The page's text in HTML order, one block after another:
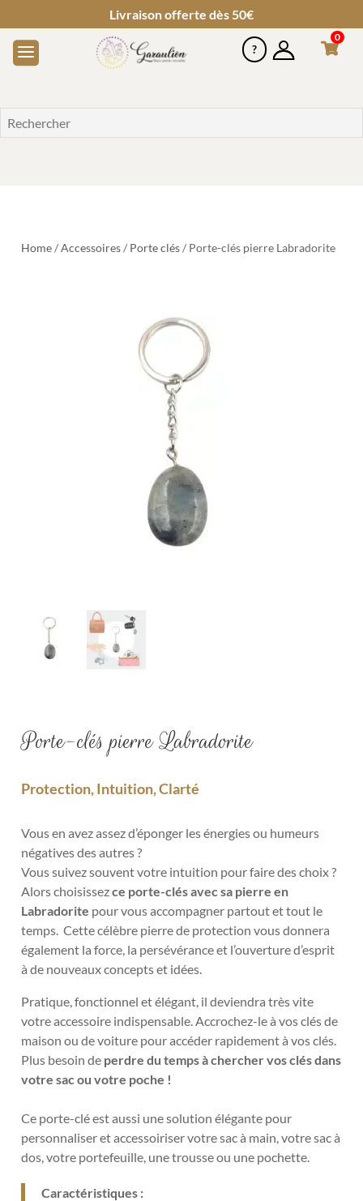
Livraison offerte dès 50€
0
Home/Accessoires/ Porte clés/ Porte-clés pierre Labradorite
Porte-clés pierre Labradorite
Protection, Intuition, Clarté
Vous en avez assez d’éponger les énergies ou humeurs
négatives des autres ?
Vous suivez souvent votre intuition pour faire des choix ?
Alors choisissezce porte-clés avec sa pierre en
Labradorite pour vous accompagner partout et tout le
temps. Cette célèbre pierre de protection vous donnera
également laforce, la persévérance et l’ouverture d’esprit
à de nouveaux concepts et idées.
Pratique, fonctionnel et élégant, il deviendra très vite
votre accessoire indispensable. Accrochez-le à vos clés de
maison ou de voiture pour accéder rapidement à vos clés.
Plus besoin de perdre du temps à chercher vos clés dans
votre sac ou votre poche !
Ce porte-clé est aussi une solution élégante pour
personnaliser et accessoiriser votre sac à main, votre sac à
dos, votre portefeuille, une trousse ou une pochette.
Caractéristiques :